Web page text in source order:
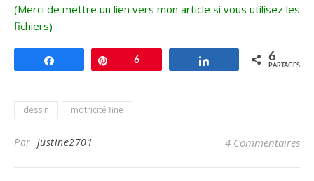
(Merci de mettre un lien vers mon article si vous utilisez les
fichiers)
Partagez Enregistrer
6 Partagez 6
PARTAGES
dessin motricité fine
Par justine2701 4 Commentaires